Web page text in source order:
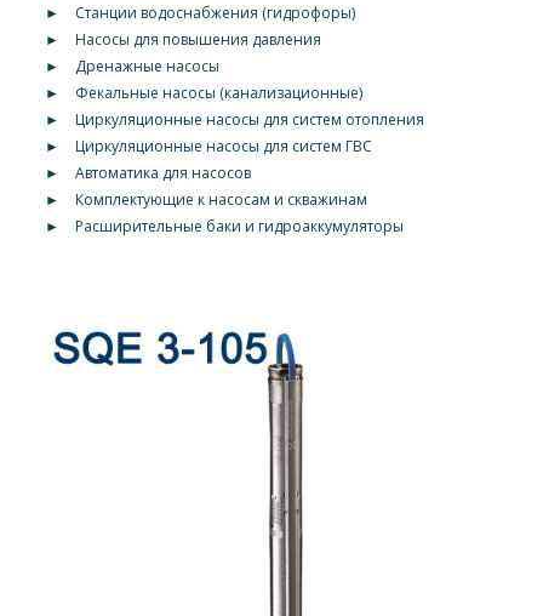
►
Станции водоснабжения (гидрофоры)
►
Насосы для повышения давления
►
Дренажные насосы
►
Фекальные насосы (канализационные)
►
Циркуляционные насосы для систем отопления
►
Циркуляционные насосы для систем ГВС
►
Автоматика для насосов
►
Комплектующие к насосам и скважинам
►
Расширительные баки и гидроаккумуляторы